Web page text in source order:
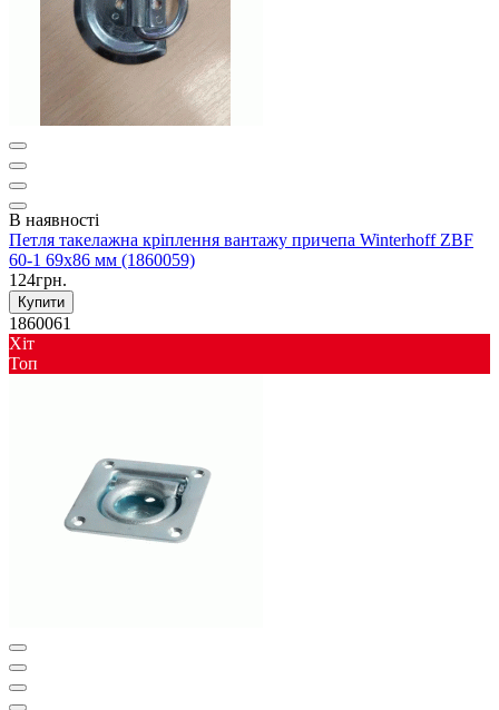
В наявності
Петля такелажна кріплення вантажу причепа Winterhoff ZBF
60-1 69х86 мм (1860059)
124грн.
Купити
1860061
Хіт
Toп